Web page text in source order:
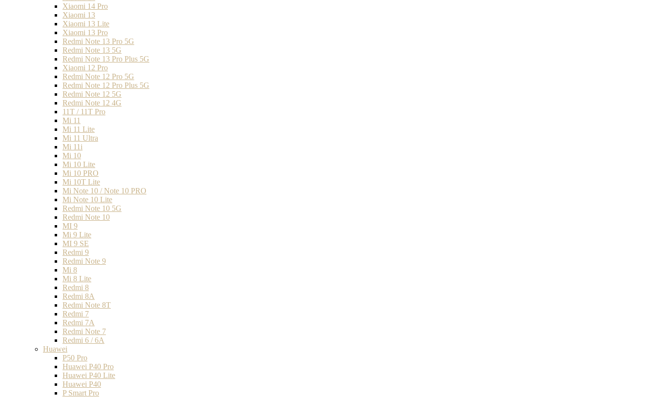
Xiaomi 14 Pro
Xiaomi 13
Xiaomi 13 Lite
Xiaomi 13 Pro
Redmi Note 13 Pro 5G
Redmi Note 13 5G
Redmi Note 13 Pro Plus 5G
Xiaomi 12 Pro
Redmi Note 12 Pro 5G
Redmi Note 12 Pro Plus 5G
Redmi Note 12 5G
Redmi Note 12 4G
11T / 11T Pro
Mi 11
Mi 11 Lite
Mi 11 Ultra
Mi 11i
Mi 10
Mi 10 Lite
Mi 10 PRO
Mi 10T Lite
Mi Note 10 / Note 10 PRO
Mi Note 10 Lite
Redmi Note 10 5G
Redmi Note 10
MI 9
Mi 9 Lite
MI 9 SE
Redmi 9
Redmi Note 9
Mi 8
Mi 8 Lite
Redmi 8
Redmi 8A
Redmi Note 8T
Redmi 7
Redmi 7A
Redmi Note 7
Redmi 6 / 6A
Huawei
P50 Pro
Huawei P40 Pro
Huawei P40 Lite
Huawei P40
P Smart Pro